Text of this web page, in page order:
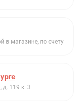
в магазине, по счету
д. 119 к. 3